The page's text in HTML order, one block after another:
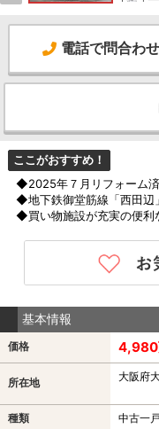
電話で問合わせ
ここがおすすめ！
◆2025年７月リフォーム
◆地下鉄御堂筋線「西田辺
◆買い物施設が充実の便利
基本情報
価格 4,980
所在地 大阪府
種類 中古一